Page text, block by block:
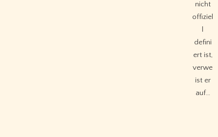
nicht
offiziel
defini
ert ist,
verwe
ist er
auf…